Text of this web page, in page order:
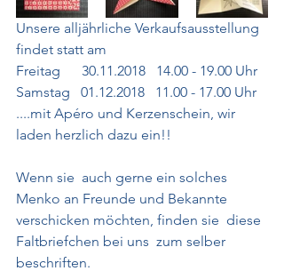
Unsere alljährliche Verkaufsausstellung
findet statt am
Freitag      30.11.2018   14.00 - 19.00 Uhr
Samstag   01.12.2018   11.00 - 17.00 Uhr
....mit Apéro und Kerzenschein, wir
laden herzlich dazu ein!!
Wenn sie  auch gerne ein solches
Menko an Freunde und Bekannte
verschicken möchten, finden sie  diese
Faltbriefchen bei uns  zum selber
beschriften.